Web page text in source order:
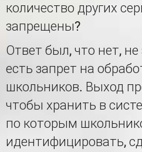
количество других
запрещены?
Ответ был, что нет,
есть запрет на
школьников. Выход
чтобы хранить в
по которым
идентифицировать,